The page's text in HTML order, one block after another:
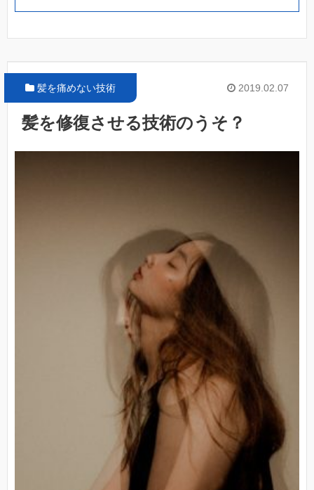
2019.02.07
髪を痛めない技術
髪を修復させる技術のうそ？